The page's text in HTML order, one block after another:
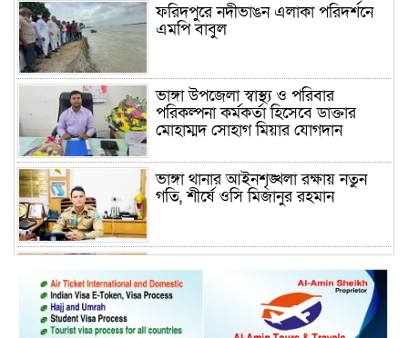
ফরিদপুরে নদীভাঙন এলাকা পরিদর্শনে
এমপি বাবুল
ভাঙ্গা উপজেলা স্বাস্থ্য ও পরিবার
পরিকল্পনা কর্মকর্তা হিসেবে ডাক্তার
মোহাম্মদ সোহাগ মিয়ার যোগদান
ভাঙ্গা থানার আইনশৃঙ্খলা রক্ষায় নতুন
গতি, শীর্ষে ওসি মিজানুর রহমান
ময়মনসিংহের অতিরিক্ত জেলা প্রশাসক
(রাজস্ব) আজিম উদ্দিন ভূমি মন্ত্রণালয়ে
পদায়ন